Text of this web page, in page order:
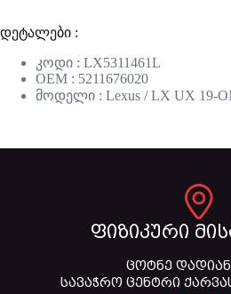
დეტალები :
კოდი : LX5311461L
OEM : 5211676020
მოდელი : Lexus / LX UX 19-
ფიზიკური
ცოტნე
სავაჭრო ცენტრი